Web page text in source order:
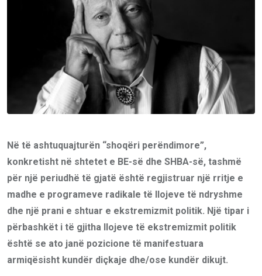
Në të ashtuquajturën “shoqëri perëndimore”,
konkretisht në shtetet e BE-së dhe SHBA-së, tashmë
për një periudhë të gjatë është regjistruar një rritje e
madhe e programeve radikale të llojeve të ndryshme
dhe një prani e shtuar e ekstremizmit politik. Një tipar i
përbashkët i të gjitha llojeve të ekstremizmit politik
është se ato janë pozicione të manifestuara
armiqësisht kundër diçkaje dhe/ose kundër dikujt.